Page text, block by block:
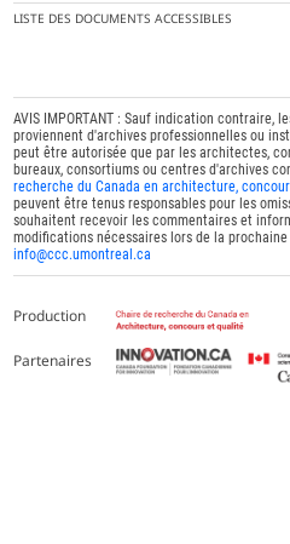
LISTE DES DOCUMENTS ACCESSIBLES
AVIS IMPORTANT : Sauf indication contraire,
proviennent d'archives professionnelles ou
peut être autorisée que par les architectes,
bureaux, consortiums ou centres d'archives
recherche du Canada en architecture,
peuvent être tenus responsables pour les
souhaitent recevoir les commentaires et
modifications nécessaires lors de la prochaine
info@ccc.umontreal.ca
Production
Partenaires